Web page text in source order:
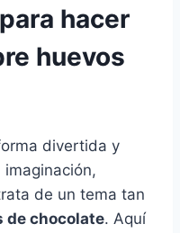
hacer
huevos
divertida y
de un tema tan
de chocolate. Aquí